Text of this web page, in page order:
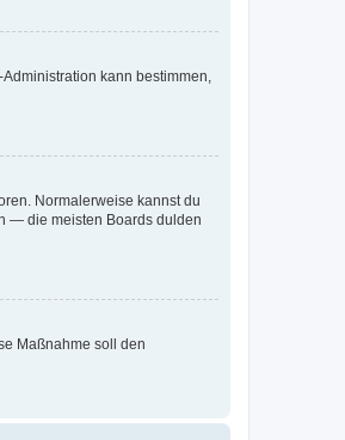
kann bestimmen,
Normalerweise kannst du
— die meisten Boards dulden
Maßnahme soll den